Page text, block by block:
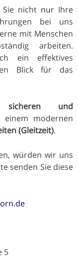
Sie nicht nur Ihre
bei uns
mit Menschen
arbeiten.
ein effektives
Blick für das
sicheren und
modernen
(Gleitzeit).
würden wir uns
senden Sie diese
5